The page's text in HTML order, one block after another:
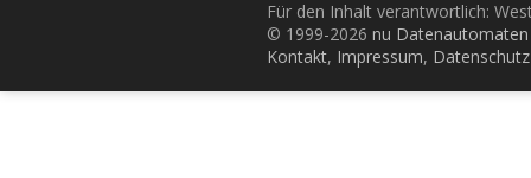
Für den Inhalt verantwortlich:
© 1999-2026 nu
Kontakt, Impressum, Datenschutz